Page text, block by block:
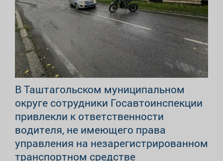
В Таштагольском муниципальном
округе сотрудники Госавтоинспекции
привлекли к ответственности
водителя, не имеющего права
управления на незарегистрированном
транспортном средстве